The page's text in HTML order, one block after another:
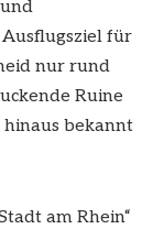
für
nur rund
Ruine
bekannt
am Rhein“